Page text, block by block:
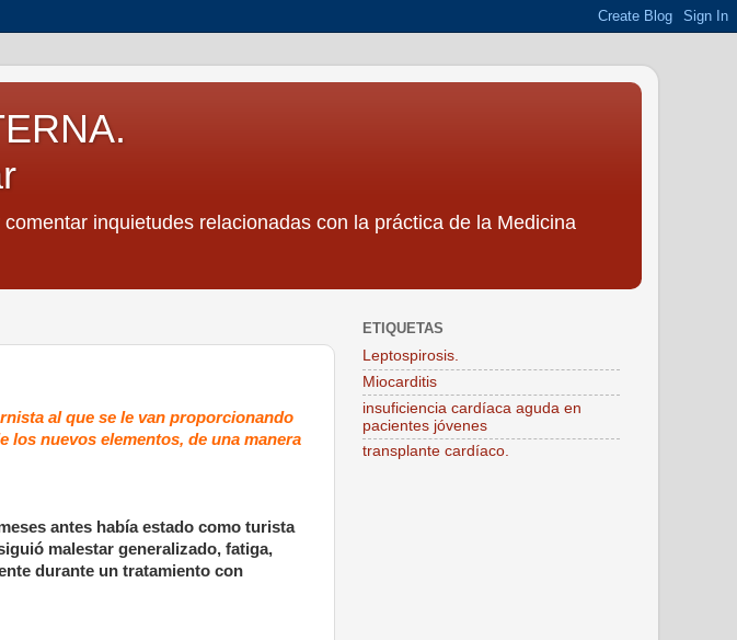
inquietudes relacionadas con la práctica de la Medicina
al que se le van proporcionando
los nuevos elementos, de una manera
antes había estado como turista
malestar generalizado, fatiga,
durante un tratamiento con
ETIQUETAS
Leptospirosis.
Miocarditis
insuficiencia cardíaca aguda en
pacientes jóvenes
transplante cardíaco.